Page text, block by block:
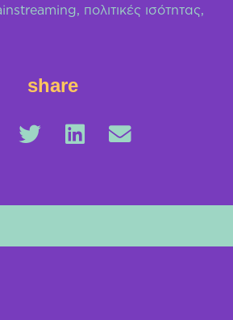
, πολιτικές ισότητας,
share